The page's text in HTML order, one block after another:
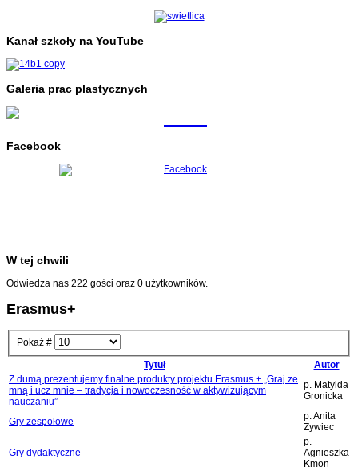
Kanał szkoły na YouTube
Galeria prac plastycznych
Facebook
W tej chwili
Odwiedza nas 222 gości oraz 0 użytkowników.
Erasmus+
Pokaż #
Tytuł
Autor
Z dumą prezentujemy finalne produkty projektu Erasmus + „Graj ze
mną i ucz mnie – tradycja i nowoczesność w aktywizującym
nauczaniu”
p. Matylda
Gronicka
Gry zespołowe
p. Anita
Żywiec
Gry dydaktyczne
p.
Agnieszka
Kmon